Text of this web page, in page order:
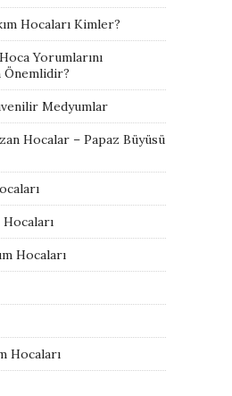
Hocaları Kimler?
Yorumlarını
Önemlidir?
Medyumlar
Hocalar – Papaz Büyüsü
Hocaları
Hocaları